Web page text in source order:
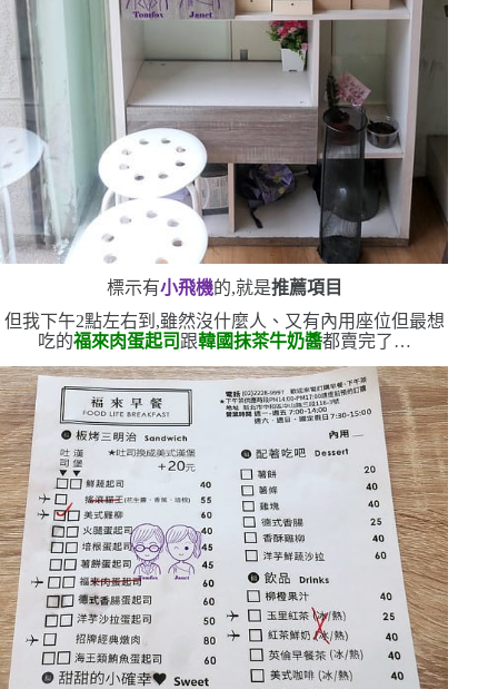
標示有小飛機的,就是推薦項目
但我下午2點左右到,雖然沒什麼人、又有內用座位但最想
吃的福來肉蛋起司 跟韓國抹茶牛奶醬都賣完了 …